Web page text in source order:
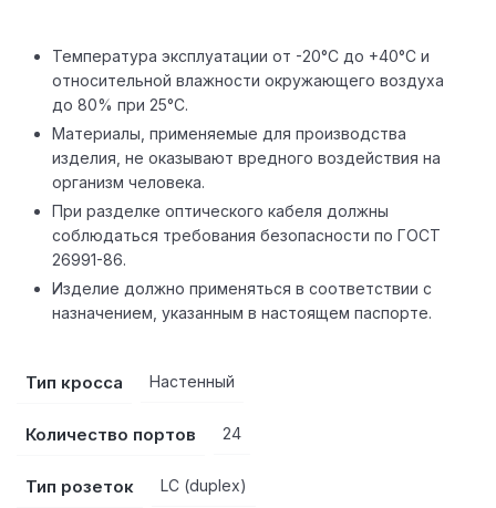
Температура эксплуатации от -20°С до +40°С и
относительной влажности окружающего воздуха
до 80% при 25°С.
Материалы, применяемые для производства
изделия, не оказывают вредного воздействия на
организм человека.
При разделке оптического кабеля должны
соблюдаться требования безопасности по ГОСТ
26991-86.
Изделие должно применяться в соответствии с
назначением, указанным в настоящем паспорте.
Тип кросса Настенный
Количество портов 24
Тип розеток LC (duplex)